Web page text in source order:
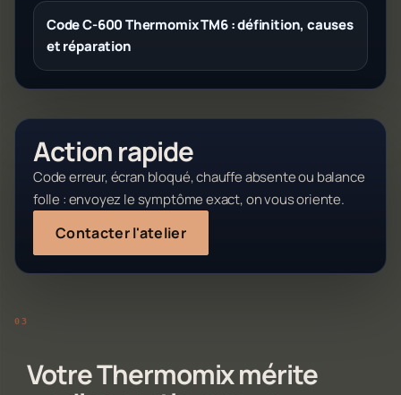
Code C-600 Thermomix TM6 : définition, causes
et réparation
Action rapide
Code erreur, écran bloqué, chauffe absente ou balance
folle : envoyez le symptôme exact, on vous oriente.
Contacter l'atelier
Votre Thermomix mérite